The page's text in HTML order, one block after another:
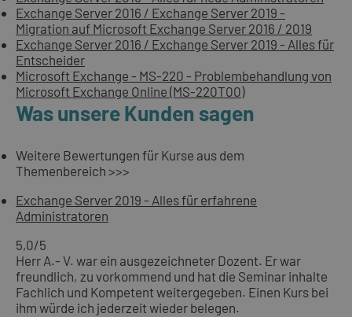
Exchange Server 2016 / Exchange Server 2019 -
Migration auf Microsoft Exchange Server 2016 / 2019
Exchange Server 2016 / Exchange Server 2019 - Alles für
Entscheider
Microsoft Exchange - MS-220 - Problembehandlung von
Microsoft Exchange Online (MS-220T00)
Was unsere Kunden sagen
Weitere Bewertungen für Kurse aus dem
Themenbereich >>>
Exchange Server 2019 - Alles für erfahrene
Administratoren
5,0/5
Herr A.- V. war ein ausgezeichneter Dozent. Er war
freundlich, zu vorkommend und hat die Seminar inhalte
Fachlich und Kompetent weitergegeben. Einen Kurs bei
ihm würde ich jederzeit wieder belegen.